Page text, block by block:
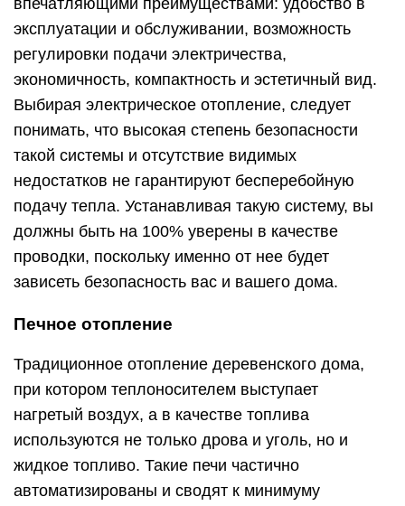
впечатляющими преимуществами: удобство в
эксплуатации и обслуживании, возможность
регулировки подачи электричества,
экономичность, компактность и эстетичный вид.
Выбирая электрическое отопление, следует
понимать, что высокая степень безопасности
такой системы и отсутствие видимых
недостатков не гарантируют бесперебойную
подачу тепла. Устанавливая такую систему, вы
должны быть на 100% уверены в качестве
проводки, поскольку именно от нее будет
зависеть безопасность вас и вашего дома.
Печное отопление
Традиционное отопление деревенского дома,
при котором теплоносителем выступает
нагретый воздух, а в качестве топлива
используются не только дрова и уголь, но и
жидкое топливо. Такие печи частично
автоматизированы и сводят к минимуму